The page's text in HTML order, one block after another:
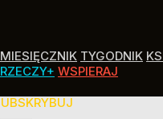
MIESIĘCZNIK TYGODNIK
RZECZY+ WSPIERAJ